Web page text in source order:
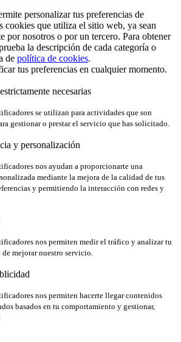
personalizar tus preferencias de
cookies que utiliza el sitio web, ya sean
por nosotros o por un tercero. Para obtener
la descripción de cada categoría o
de política de cookies.
tus preferencias en cualquier momento.
necesarias
se utilizan para actividades que son
gestionar o prestar el servicio que has solicitado.
y personalización
nos ayudan a proporcionarte una
mediante la mejora de la calidad de tus
y permitiendo la interacción con redes y
nos permiten medir el tráfico y analizar tu
mejorar nuestro servicio.
nos permiten hacerte llegar contenidos
basados en tu comportamiento y gestionar,